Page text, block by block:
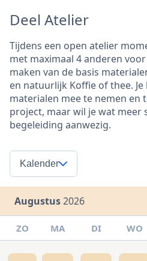
Deel Atelier
Tijdens een open atelier
met maximaal 4 anderen
maken van de basis
en natuurlijk Koffie of thee.
materialen mee te nemen en
project, maar wil je wat meer
begeleiding aanwezig.
Kalender
Augustus2026
ZO MA DI WO